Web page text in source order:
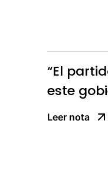
“El
este
Leer nota